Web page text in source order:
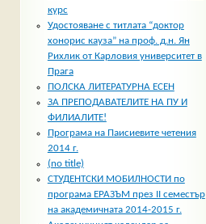
курс
Удостояване с титлата “доктор
хонорис кауза” на проф. д.н. Ян
Рихлик от Карловия университет в
Прага
ПОЛСКА ЛИТЕРАТУРНА ЕСЕН
ЗА ПРЕПОДАВАТЕЛИТЕ НА ПУ И
ФИЛИАЛИТЕ!
Програма на Паисиевите четения
2014 г.
(no title)
СТУДЕНТСКИ МОБИЛНОСТИ по
програма ЕРАЗЪМ през II семестър
на академичната 2014-2015 г.